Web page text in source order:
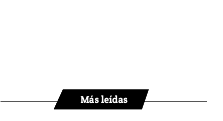
Más leídas